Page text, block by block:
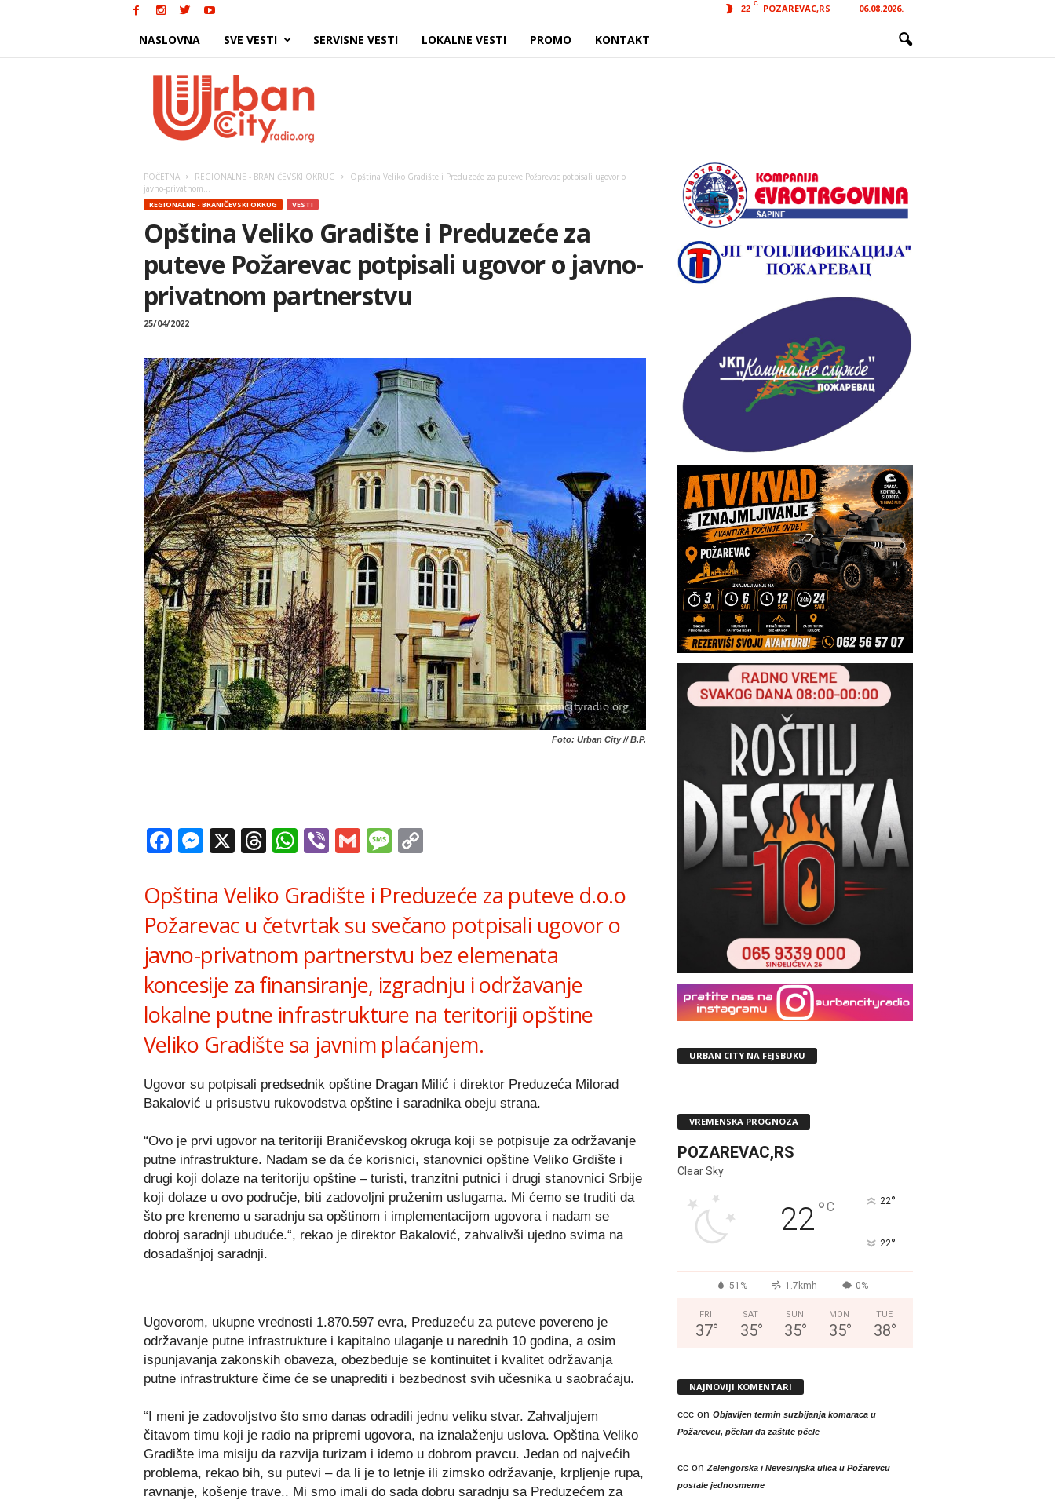
22
C POZAREVAC,RS 06.08.2026.
NASLOVNA SVE VESTI SERVISNE VESTI LOKALNE VESTI PROMO KONTAKT
POČETNA REGIONALNE - BRANIČEVSKI OKRUG
Opština Veliko Gradište i Preduzeće za puteve Požarevac potpisali ugovor o
javno-privatnom...
REGIONALNE - BRANIČEVSKI OKRUG VESTI
Opština Veliko Gradište i Preduzeće za
puteve Požarevac potpisali ugovor o javno-
privatnom partnerstvu
25/04/2022
Foto: Urban City // B.P.
Facebook
Messenger
X Threads
WhatsApp
ViberGmailMessage
Opština Veliko Gradište i Preduzeće za puteve d.o.o
Požarevac u četvrtak su svečano potpisali ugovor o
javno-privatnom partnerstvu bez elemenata
koncesije za finansiranje, izgradnju i održavanje
lokalne putne infrastrukture na teritoriji opštine
Veliko Gradište sa javnim plaćanjem.
Ugovor su potpisali predsednik opštine Dragan Milić i direktor Preduzeća Milorad
Bakalović u prisustvu rukovodstva opštine i saradnika obeju strana.
“Ovo je prvi ugovor na teritoriji Braničevskog okruga koji se potpisuje za održavanje
putne infrastrukture. Nadam se da će korisnici, stanovnici opštine Veliko Grdište i
drugi koji dolaze na teritoriju opštine – turisti, tranzitni putnici i drugi stanovnici Srbije
koji dolaze u ovo područje, biti zadovoljni pruženim uslugama. Mi ćemo se truditi da
što pre krenemo u saradnju sa opštinom i implementacijom ugovora i nadam se
dobroj saradnji ubuduće.“, rekao je direktor Bakalović, zahvalivši ujedno svima na
dosadašnjoj saradnji.
Ugovorom, ukupne vrednosti 1.870.597 evra, Preduzeću za puteve povereno je
održavanje putne infrastrukture i kapitalno ulaganje u narednih 10 godina, a osim
ispunjavanja zakonskih obaveza, obezbeđuje se kontinuitet i kvalitet održavanja
putne infrastrukture čime će se unaprediti i bezbednost svih učesnika u saobraćaju.
“I meni je zadovoljstvo što smo danas odradili jednu veliku stvar. Zahvaljujem
čitavom timu koji je radio na pripremi ugovora, na iznalaženju uslova. Opština Veliko
Gradište ima misiju da razvija turizam i idemo u dobrom pravcu. Jedan od najvećih
problema, rekao bih, su putevi – da li je to letnje ili zimsko održavanje, krpljenje rupa,
ravnanje, košenje trave.. Mi smo imali do sada dobru saradnju sa Preduzećem za
URBAN CITY NA FEJSBUKU
VREMENSKA PROGNOZA
POZAREVAC,RS
Clear Sky
22°C 22°
22°
51% 1.7kmh 0%
FRI
37°
SAT
35°
SUN
35°
MON
35°
TUE
38°
NAJNOVIJI KOMENTARI
cccon Objavljen termin suzbijanja komaraca u
Požarevcu, pčelari da zaštite pčele
ccon Zelengorska i Nevesinjska ulica u Požarevcu
postale jednosmerne